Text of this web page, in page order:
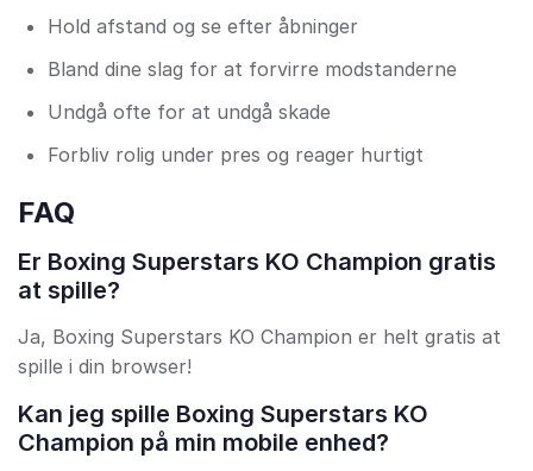
Hold afstand og se efter åbninger
Bland dine slag for at forvirre modstanderne
Undgå ofte for at undgå skade
Forbliv rolig under pres og reager hurtigt
FAQ
Er Boxing Superstars KO Champion gratis
at spille?
Ja, Boxing Superstars KO Champion er helt gratis at
spille i din browser!
Kan jeg spille Boxing Superstars KO
Champion på min mobile enhed?